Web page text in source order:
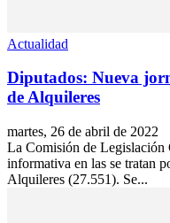
Actualidad
Diputados: Nueva
de Alquileres
martes, 26 de abril de 2022
La Comisión de Legislación
informativa en las se tratan
Alquileres (27.551). Se...